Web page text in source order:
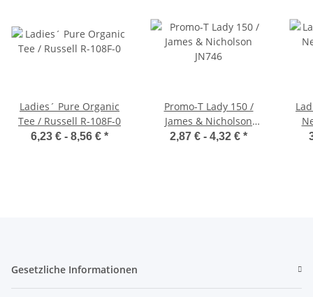
Ladies´ Pure Organic
Tee / Russell R-108F-0
6,23 € - 8,56 € *
Promo-T Lady 150 /
James & Nicholson
JN746
2,87 € - 4,32 € *
Gesetzliche Informationen